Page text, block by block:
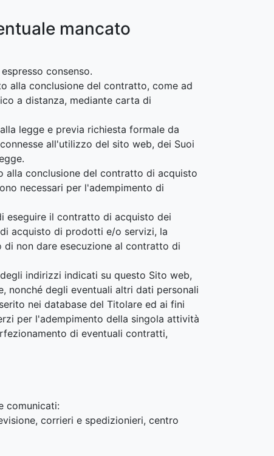
mancato
consenso.
alla conclusione del contratto, come ad
a distanza, mediante carta di
legge e previa richiesta formale da
all'utilizzo del sito web, dei Suoi
alla conclusione del contratto di acquisto
necessari per l'adempimento di
eseguire il contratto di acquisto dei
acquisto di prodotti e/o servizi, la
non dare esecuzione al contratto di
indirizzi indicati su questo Sito web,
nonché degli eventuali altri dati personali
nei database del Titolare ed ai fini
per l'adempimento della singola attività
di eventuali contratti,
comunicati:
corrieri e spedizionieri, centro